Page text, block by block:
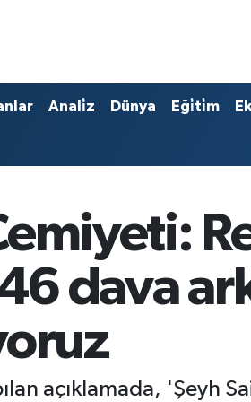
Anali̇z Dünya Eği̇ti̇m
dava
açıklamada, 'Şeyh